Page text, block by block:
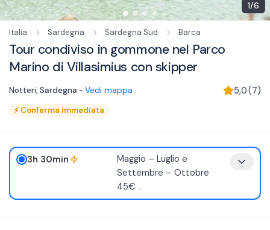
1/6
Italia Sardegna Sardegna Sud Barca
Tour condiviso in gommone nel Parco
Marino di Villasimius con skipper
Notteri, Sardegna - Vedi mappa 5,0(7)
⚡Conferma immediata
3h 30min
Maggio – Luglio e
Settembre – Ottobre
45€...